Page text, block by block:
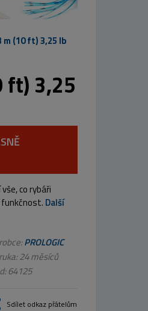
m (10 ft) 3,25 lb
ft) 3,25
co rybáři
funkčnost. Další
PROLOGIC
24 měsíců
64125
Sdílet odkaz přátelům